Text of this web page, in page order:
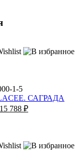
1-5
САГРАДА
15 788 ₽